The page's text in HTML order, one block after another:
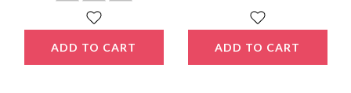
ADD TO CART ADD TO CART